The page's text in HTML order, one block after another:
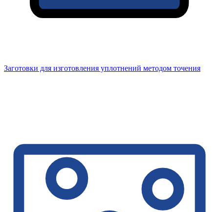
Заготовки для изготовления уплотнений методом точения